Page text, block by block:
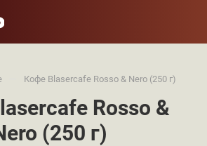
Кофе Blasercafe Rosso & Nero (250 г)
Rosso &
(250 г)